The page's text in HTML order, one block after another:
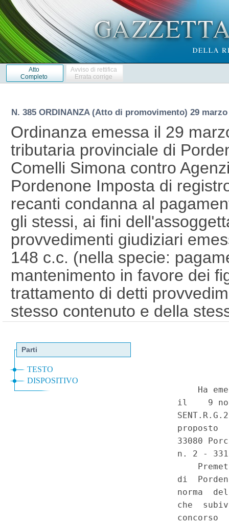
Atto
Completo
Avviso di rettifica
Errata corrige
N. 385 ORDINANZA (Atto di promovimento) 29 marzo
Ordinanza emessa il 29
tributaria provinciale di
Comelli Simona contro
Pordenone Imposta di
recanti condanna al
gli stessi, ai fini
provvedimenti giudiziari
148 c.c. (nella specie:
mantenimento in favore dei
trattamento di detti
stesso contenuto e della
base, rispettivamente,
sentenza della Corte
26 aprile 1986, n. 131, art. 8,
allegata. - Costituzione, art.
Speciale - Corte